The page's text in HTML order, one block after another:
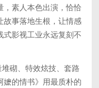
素人本色出演，恰恰
故事落地生根，让情感
影视工业永远复刻不
砌、特效炫技、套路
的情书》用最质朴的